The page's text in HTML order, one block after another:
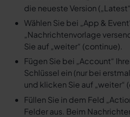
die neueste Version
Wählen Sie bei „App &
„Nachrichtenvorlage
Sie auf „weiter“ (continue).
Fügen Sie bei „Account“
Schlüssel ein (nur bei
und klicken Sie auf „weiter“
Füllen Sie in dem Feld
Felder aus. Beim